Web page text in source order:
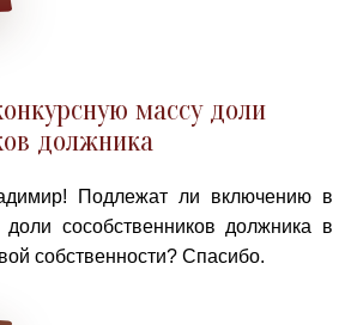
массу доли
должника
Подлежат ли включению в
доли сособственников должника в
собственности? Спасибо.